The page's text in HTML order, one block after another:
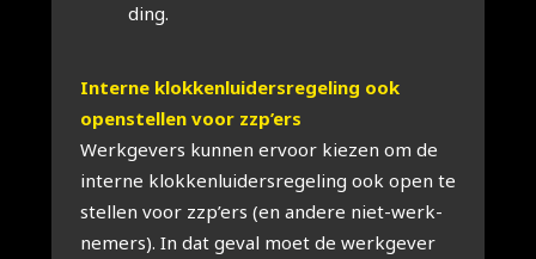
ding.
Inter­ne klok­ken­lui­ders­re­ge­ling ook
open­stel­len voor zzp’ers
Werk­ge­vers kun­nen ervoor kie­zen om de
inter­ne klok­ken­lui­ders­re­ge­ling ook open te
stel­len voor zzp’ers (en ande­re niet-werk­
ne­mers). In dat geval moet de werk­ge­ver